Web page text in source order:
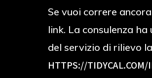
Se vuoi correre
link. La consulenza
del servizio di rilievo
HTTPS://TIDYCAL.COM/